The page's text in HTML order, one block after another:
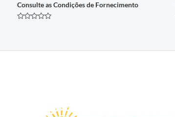
Consulte as Condições de Fornecimento